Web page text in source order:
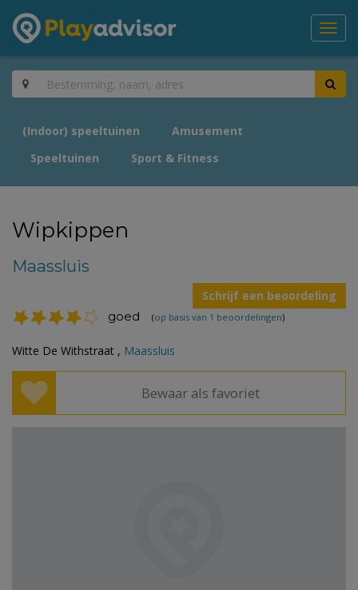
(Indoor) speeltuinen
Amusement
Speeltuinen
Sport & Fitness
Wipkippen
Maassluis
Schrijf een beoordeling
goed (op basis van 1 beoordelingen)
Witte De Withstraat , Maassluis
Bewaar als favoriet